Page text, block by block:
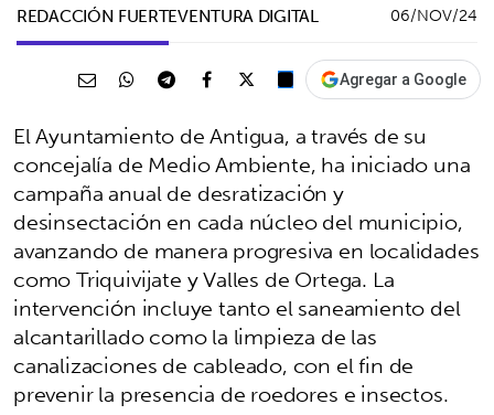
REDACCIÓN FUERTEVENTURA DIGITAL 06/NOV/24
Agregar a Google
El Ayuntamiento de Antigua, a través de su
concejalía de Medio Ambiente, ha iniciado una
campaña anual de desratización y
desinsectación en cada núcleo del municipio,
avanzando de manera progresiva en localidades
como Triquivijate y Valles de Ortega. La
intervención incluye tanto el saneamiento del
alcantarillado como la limpieza de las
canalizaciones de cableado, con el fin de
prevenir la presencia de roedores e insectos.